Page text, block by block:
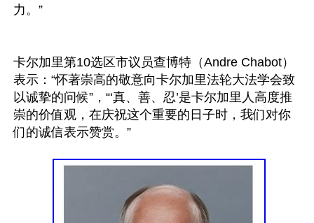
力。”
卡尔加里第10选区市议员查博特（Andre Chabot）
表示：“怀著崇高的敬意向卡尔加里法轮大法学会致
以诚挚的问候”，“‘真、善、忍’是卡尔加里人高度推
崇的价值观，在庆祝这个重要的日子时，我们对你
们的诚信表示赞赏。”